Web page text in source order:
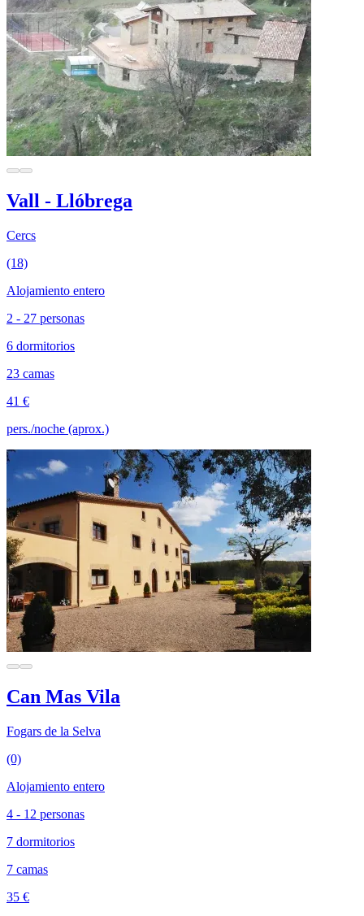
Vall - Llóbrega
Cercs
(18)
Alojamiento entero
2 - 27 personas
6 dormitorios
23 camas
41 €
pers./noche (aprox.)
Can Mas Vila
Fogars de la Selva
(0)
Alojamiento entero
4 - 12 personas
7 dormitorios
7 camas
35 €